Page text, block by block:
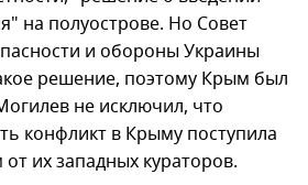
на полуострове. Но Совет
и обороны Украины
решение, поэтому Крым был
не исключил, что
конфликт в Крыму поступила
их западных кураторов.